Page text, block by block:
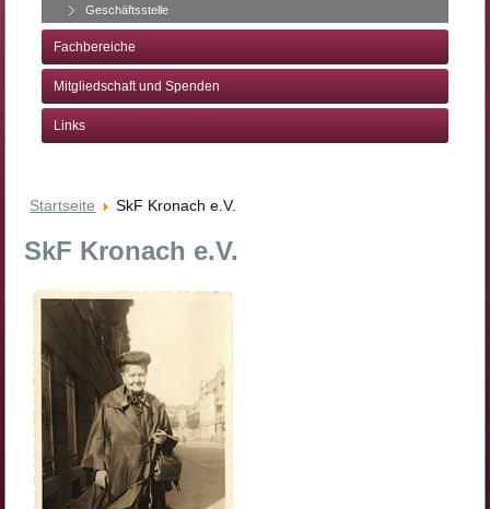
Geschäftsstelle
Fachbereiche
Mitgliedschaft und Spenden
Links
Startseite SkF Kronach e.V.
SkF Kronach e.V.